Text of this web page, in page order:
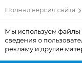
Полная версия сайта
Мы используем файлы
сведения о
рекламу и другие